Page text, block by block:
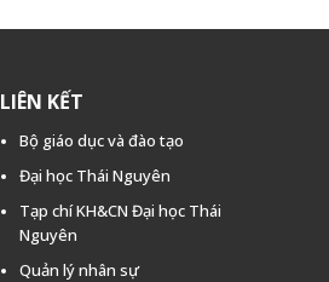
LIÊN KẾT
Bộ giáo dục và đào tạo
Đại học Thái Nguyên
Tạp chí KH&CN Đại học Thái
Nguyên
Quản lý nhân sự